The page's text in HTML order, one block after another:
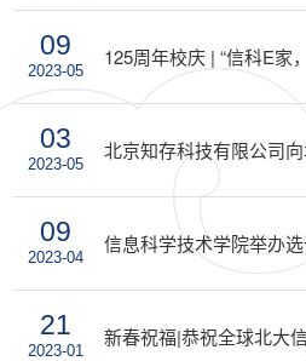
09
2023-05
03
2023-05
09
2023-04
信息科学技术学院举办
21
2023-01